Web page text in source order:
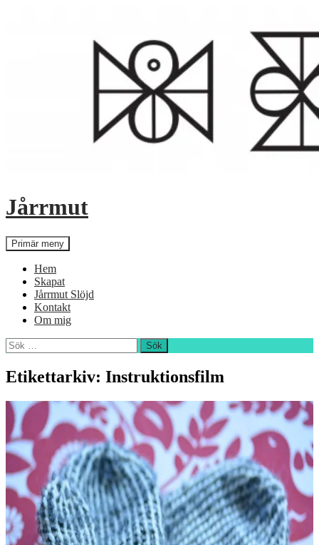
Jårrmut
Sök
Primär meny
Hem
Skapat
Jårrmut Slöjd
Kontakt
Om mig
Sök
efter:
Etikettarkiv: Instruktionsfilm